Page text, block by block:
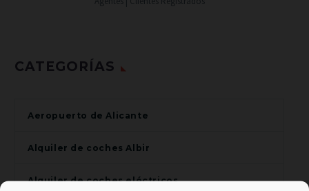
vas a…
CATEGORÍAS
Aeropuerto de Alicante
Alquiler de coches Albir
Alquiler de coches eléctricos